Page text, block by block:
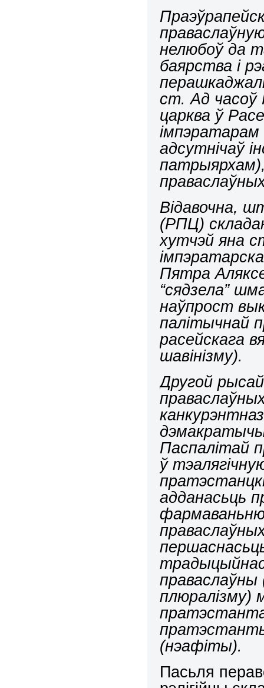
нелюбоў да
баярства і
ст. Ад часоў
царква ў
адсутнічаў
Відавочна,
(РПЦ)
хутчэй яна
Пятра
“сядзела”
наўпрост
палітычнай
расейскага
шавінізму).
Другой рысай
Паспалітай
ў
адданасьць
фармаваньню
праваслаўны
плюралізму)
(нэафіты).
Пасьля